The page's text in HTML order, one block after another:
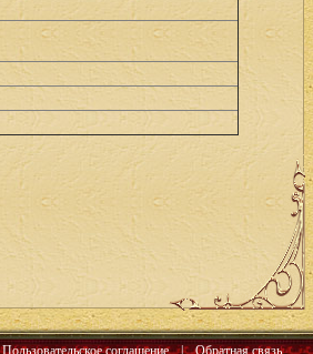
Пользовательское соглашение | Обратная связь